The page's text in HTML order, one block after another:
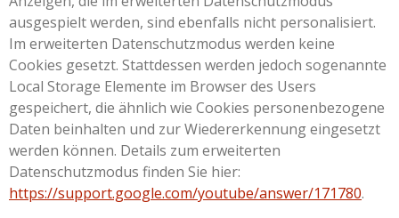
ausgespielt werden, sind ebenfalls nicht personalisiert.
Im erweiterten Datenschutzmodus werden keine
Cookies gesetzt. Stattdessen werden jedoch sogenannte
Local Storage Elemente im Browser des Users
gespeichert, die ähnlich wie Cookies personenbezogene
Daten beinhalten und zur Wiedererkennung eingesetzt
werden können. Details zum erweiterten
Datenschutzmodus finden Sie hier:
https://support.google.com/youtube/answer/171780.